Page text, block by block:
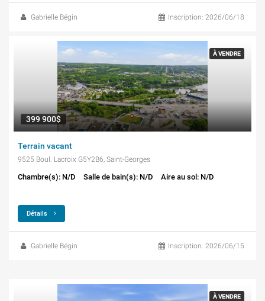
Gabrielle Bégin Inscription: 2026/06/18
À VENDRE
399 900$
Terrain vacant
9525 Boul. Lacroix G5Y2B6, Saint-Georges
Chambre(s): N/D Salle de bain(s): N/D Aire au sol: N/D
Détails
Gabrielle Bégin Inscription: 2026/06/15
À VENDRE